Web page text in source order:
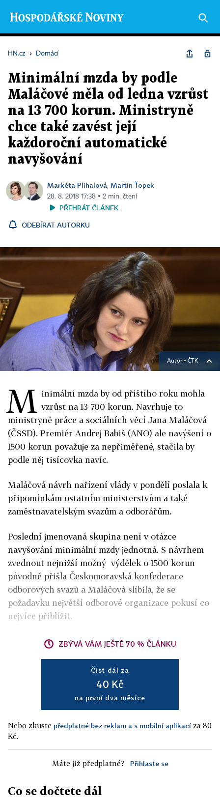
HN.cz › Domácí
Minimální mzda by podle
Maláčové měla od ledna vzrůst
na 13 700 korun. Ministryně
chce také zavést její
každoroční automatické
navyšování
Markéta Plíhalová, Martin Ťopek
28. 8. 2018 17:38 ▪ 2 min. čtení
PŘEHRÁT ČLÁNEK
ODEBÍRAT AUTORKU
Autor ▪ ČTK
M inimální mzda by od příštího roku mohla
vzrůst na 13 700 korun. Navrhuje to
ministryně práce a sociálních věcí Jana Maláčová
(ČSSD). Premiér Andrej Babiš (ANO) ale navýšení o
1500 korun považuje za nepřiměřené, stačila by
podle něj tisícovka navíc.
Maláčová návrh nařízení vlády v pondělí poslala k
připomínkám ostatním ministerstvům a také
zaměstnavatelským svazům a odborářům.
Poslední jmenovaná skupina není v otázce
navyšování minimální mzdy jednotná. S návrhem
zvednout nejnižší možný výdělek o 1500 korun
původně přišla Českomoravská konfederace
odborových svazů a Maláčová slíbila, že se
požadavku největší odborové organizace pokusí co
nejvíce přiblížit.
ZBÝVÁ VÁM JEŠTĚ 70 % ČLÁNKU
Číst dál za
40 Kč
na první dva měsíce
Nebo zkuste předplatné bez reklam a s mobilní aplikací za 80
Kč.
Máte již předplatné? Přihlaste se
Co se dočtete dál